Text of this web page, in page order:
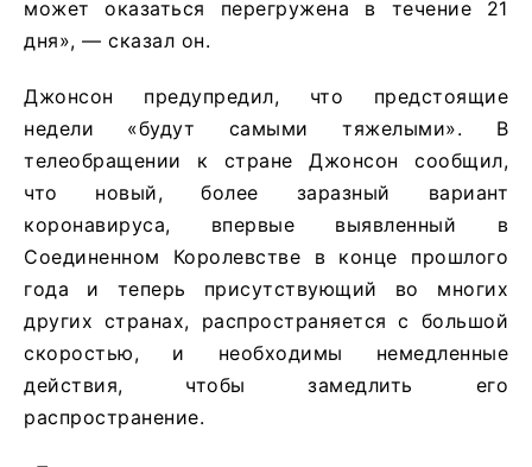
может оказаться перегружена в течение 21
дня», — сказал он.
Джонсон предупредил, что предстоящие
недели «будут самыми тяжелыми». В
телеобращении к стране Джонсон сообщил,
что новый, более заразный вариант
коронавируса, впервые выявленный в
Соединенном Королевстве в конце прошлого
года и теперь присутствующий во многих
других странах, распространяется с большой
скоростью, и необходимы немедленные
действия, чтобы замедлить его
распространение.